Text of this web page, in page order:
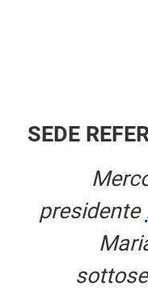
SEDE
presidente